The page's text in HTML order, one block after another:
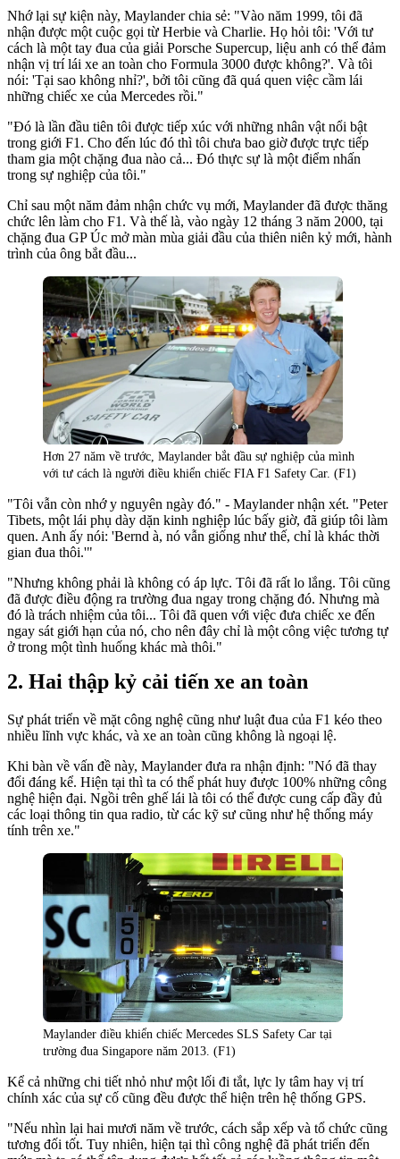
Nhớ lại sự kiện này, Maylander chia sẻ: "Vào năm 1999, tôi đã
nhận được một cuộc gọi từ Herbie và Charlie. Họ hỏi tôi: 'Với tư
cách là một tay đua của giải Porsche Supercup, liệu anh có thể đảm
nhận vị trí lái xe an toàn cho Formula 3000 được không?'. Và tôi
nói: 'Tại sao không nhỉ?', bởi tôi cũng đã quá quen việc cầm lái
những chiếc xe của Mercedes rồi."
"Đó là lần đầu tiên tôi được tiếp xúc với những nhân vật nổi bật
trong giới F1. Cho đến lúc đó thì tôi chưa bao giờ được trực tiếp
tham gia một chặng đua nào cả... Đó thực sự là một điểm nhấn
trong sự nghiệp của tôi."
Chỉ sau một năm đảm nhận chức vụ mới, Maylander đã được thăng
chức lên làm cho F1. Và thế là, vào ngày 12 tháng 3 năm 2000, tại
chặng đua GP Úc mở màn mùa giải đầu của thiên niên kỷ mới, hành
trình của ông bắt đầu...
Hơn 27 năm về trước, Maylander bắt đầu sự nghiệp của mình
với tư cách là người điều khiển chiếc FIA F1 Safety Car. (F1)
"Tôi vẫn còn nhớ y nguyên ngày đó." - Maylander nhận xét. "Peter
Tibets, một lái phụ dày dặn kinh nghiệp lúc bấy giờ, đã giúp tôi làm
quen. Anh ấy nói: 'Bernd à, nó vẫn giống như thế, chỉ là khác thời
gian đua thôi.'"
"Nhưng không phải là không có áp lực. Tôi đã rất lo lắng. Tôi cũng
đã được điều động ra trường đua ngay trong chặng đó. Nhưng mà
đó là trách nhiệm của tôi... Tôi đã quen với việc đưa chiếc xe đến
ngay sát giới hạn của nó, cho nên đây chỉ là một công việc tương tự
ở trong một tình huống khác mà thôi."
Hai thập kỷ cải tiến xe an toàn
Sự phát triển về mặt công nghệ cũng như luật đua của F1 kéo theo
nhiều lĩnh vực khác, và xe an toàn cũng không là ngoại lệ.
Khi bàn về vấn đề này, Maylander đưa ra nhận định: "Nó đã thay
đổi đáng kể. Hiện tại thì ta có thể phát huy được 100% những công
nghệ hiện đại. Ngồi trên ghế lái là tôi có thể được cung cấp đầy đủ
các loại thông tin qua radio, từ các kỹ sư cũng như hệ thống máy
tính trên xe."
Maylander điều khiển chiếc Mercedes SLS Safety Car tại
trường đua Singapore năm 2013. (F1)
Kể cả những chi tiết nhỏ như một lối đi tắt, lực ly tâm hay vị trí
chính xác của sự cố cũng đều được thể hiện trên hệ thống GPS.
"Nếu nhìn lại hai mươi năm về trước, cách sắp xếp và tổ chức cũng
tương đối tốt. Tuy nhiên, hiện tại thì công nghệ đã phát triển đến